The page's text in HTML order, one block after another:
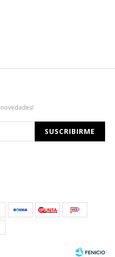
SUSCRIBIRME